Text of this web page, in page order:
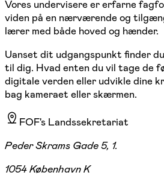
Vores undervisere er erfarne
viden på en nærværende og
lærer med både hoved og hænder.
Uanset dit udgangspunkt finder
til dig. Hvad enten du vil tage de
digitale verden eller udvikle dine
bag kameraet eller skærmen.
FOF's Landssekretariat
Peder Skrams Gade 5, 1.
1054 København K